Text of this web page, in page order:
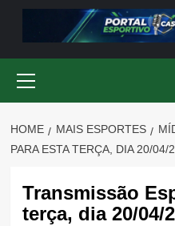
Menu
HOME MAIS ESPORTES
PARA ESTA TERÇA, DIA 20/04/
Transmissão
terça, dia 20/04/